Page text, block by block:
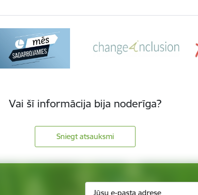
Vai šī informācija bija noderīga?
Sniegt atsauksmi